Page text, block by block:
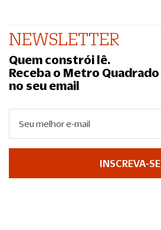
NEWSLETTER
Quem constrói lê.
Receba o Metro Quadrado
no seu email
INSCREVA-SE